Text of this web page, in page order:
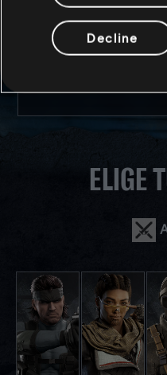
de su éxito, por lo que
fracaso. Espero que se
que la rodean agentes
ELIGE
Decline